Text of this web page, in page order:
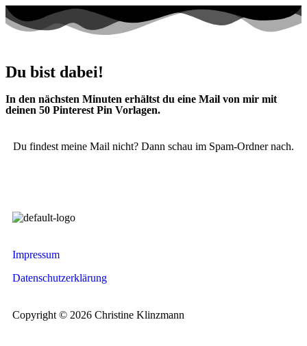
Du bist dabei!
In den nächsten Minuten erhältst du eine Mail von mir mit
deinen 50 Pinterest Pin Vorlagen.
Du findest meine Mail nicht? Dann schau im Spam-Ordner nach.
Impressum
Datenschutzerklärung
Copyright © 2026 Christine Klinzmann